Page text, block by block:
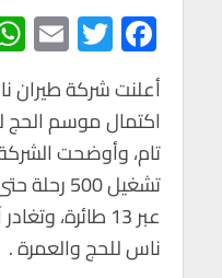
F
ac
e
b
o
o
k
T
wi
tt
er
E
m
ail
أعلنت شركة طيران
تام، وأوضحت
تشغيل
عبر 13 طائرة،
ناس للحج والعمرة .